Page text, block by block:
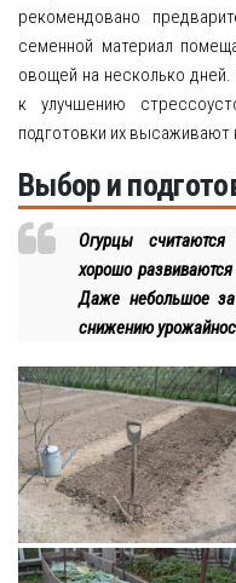
рекомендовано
семенной материал
овощей на несколько дней.
к улучшению
подготовки их высаживают
Выбор и
Огурцы считаются
хорошо
Даже небольшое
снижению